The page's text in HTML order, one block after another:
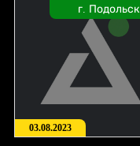
г. Подольск
03.08.2023